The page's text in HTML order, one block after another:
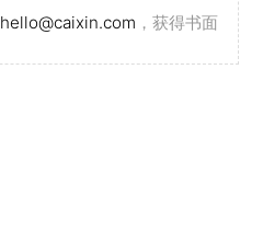
hello@caixin.com ，获得书面